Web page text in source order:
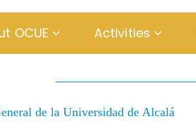
OCUE Activities
de la Universidad de Alcalá